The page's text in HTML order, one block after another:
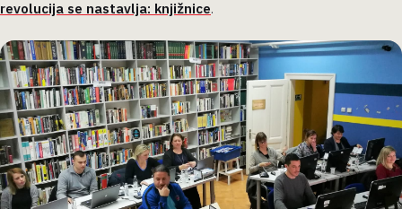
revolucija se nastavlja: knjižnice.